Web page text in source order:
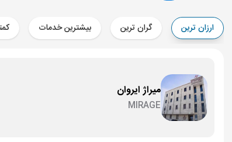
ارزان ترین گران ترین بیشترین خدمات
میراژ ایروان
MIRAGE